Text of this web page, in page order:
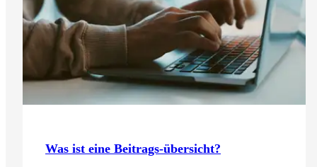
Was ist eine Beitrags-übersicht?